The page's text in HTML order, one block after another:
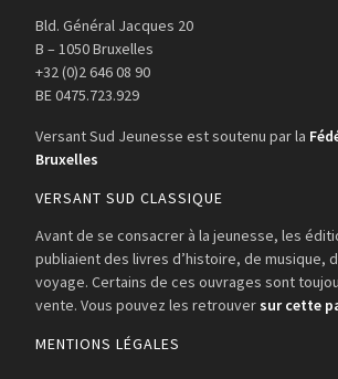
Bld. Général Jacques 20
B – 1050 Bruxelles
+32 (0)2 646 08 90
BE 0475.723.929
Versant Sud Jeunesse est soutenu par la
Bruxelles
VERSANT SUD CLASSIQUE
Avant de se consacrer à la jeunesse, les
publiaient des livres d’histoire, de musique,
voyage. Certains de ces ouvrages sont
vente. Vous pouvez les retrouver sur cette
MENTIONS LÉGALES